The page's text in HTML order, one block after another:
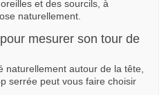
et des sourcils, à
naturellement.
mesurer son tour de
naturellement autour de la tête,
serrée peut vous faire choisir